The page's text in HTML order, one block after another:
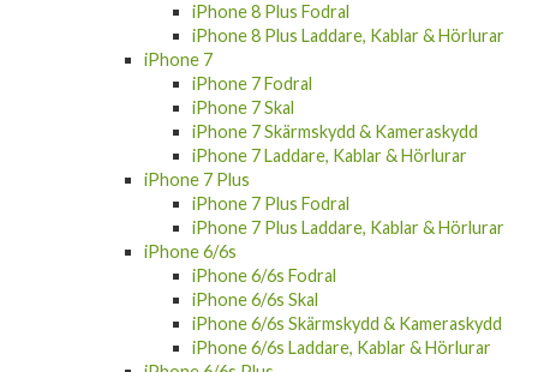
iPhone 8 Plus Fodral
iPhone 8 Plus Laddare, Kablar & Hörlurar
iPhone 7
iPhone 7 Fodral
iPhone 7 Skal
iPhone 7 Skärmskydd & Kameraskydd
iPhone 7 Laddare, Kablar & Hörlurar
iPhone 7 Plus
iPhone 7 Plus Fodral
iPhone 7 Plus Laddare, Kablar & Hörlurar
iPhone 6/6s
iPhone 6/6s Fodral
iPhone 6/6s Skal
iPhone 6/6s Skärmskydd & Kameraskydd
iPhone 6/6s Laddare, Kablar & Hörlurar